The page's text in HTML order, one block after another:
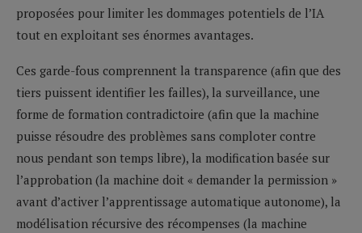
proposées pour limiter les dommages potentiels de l’IA
tout en exploitant ses énormes avantages.
Ces garde-fous comprennent la transparence (afin que des
tiers puissent identifier les failles), la surveillance, une
forme de formation contradictoire (afin que la machine
puisse résoudre des problèmes sans comploter contre
nous pendant son temps libre), la modification basée sur
l’approbation (la machine doit « demander la permission »
avant d’activer l’apprentissage automatique autonome), la
modélisation récursive des récompenses (la machine